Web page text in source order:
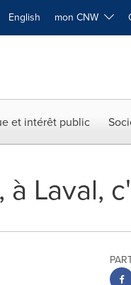
English mon CNW
et intérêt public
Laval,